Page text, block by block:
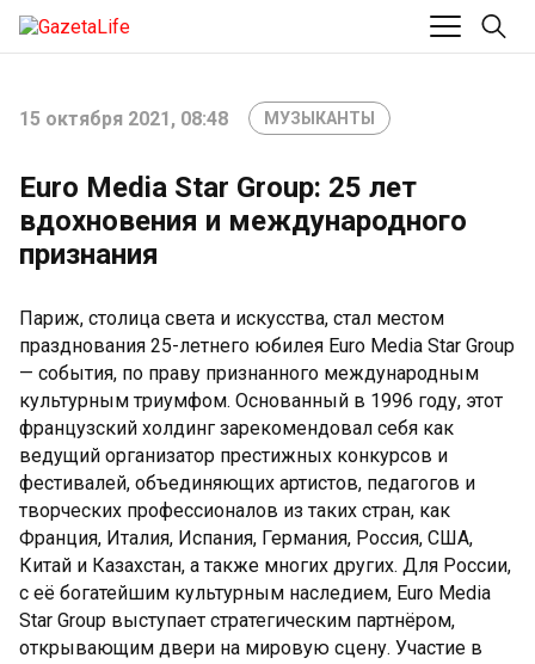
15 октября 2021, 08:48 МУЗЫКАНТЫ
Euro Media Star Group: 25 лет
вдохновения и международного
признания
Париж, столица света и искусства, стал местом
празднования 25-летнего юбилея Euro Media Star Group
— события, по праву признанного международным
культурным триумфом. Основанный в 1996 году, этот
французский холдинг зарекомендовал себя как
ведущий организатор престижных конкурсов и
фестивалей, объединяющих артистов, педагогов и
творческих профессионалов из таких стран, как
Франция, Италия, Испания, Германия, Россия, США,
Китай и Казахстан, а также многих других. Для России,
с её богатейшим культурным наследием, Euro Media
Star Group выступает стратегическим партнёром,
открывающим двери на мировую сцену. Участие в